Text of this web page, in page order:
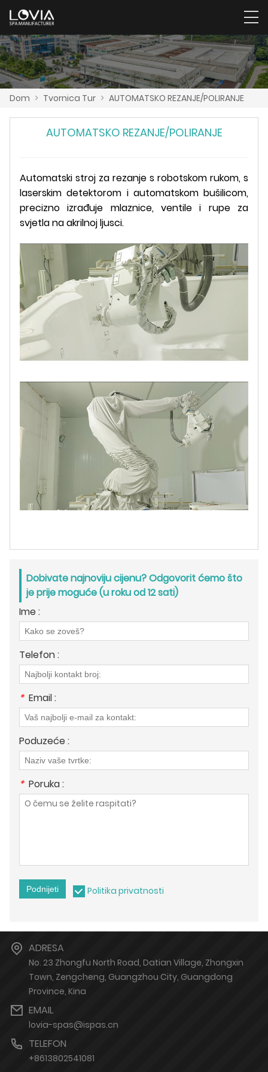
Dom > Tvornica Tur > AUTOMATSKO REZANJE/POLIRANJE
AUTOMATSKO REZANJE/POLIRANJE
Automatski stroj za rezanje s robotskom rukom, s
laserskim detektorom i automatskom bušilicom,
precizno izrađuje mlaznice, ventile i rupe za
svjetla na akrilnoj ljusci.
Dobivate najnoviju cijenu? Odgovorit ćemo što
je prije moguće (u roku od 12 sati)
Ime :
Telefon :
* Email :
Poduzeće :
* Poruka :
Podnijeti Politika privatnosti
ADRESA
No. 23 Zhongfu North Road, Datian Village, Zhongxin
Town, Zengcheng, Guangzhou City, Guangdong
Province, Kina
EMAIL
lovia-spas@ispas.cn
TELEFON
+8613802541081